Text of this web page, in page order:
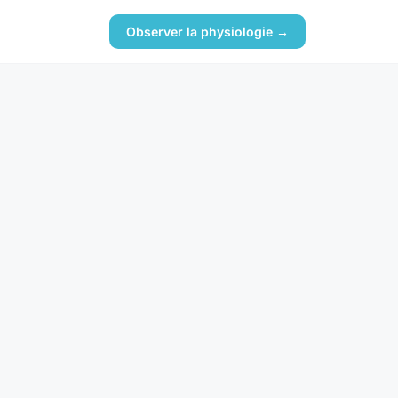
Observer la physiologie →